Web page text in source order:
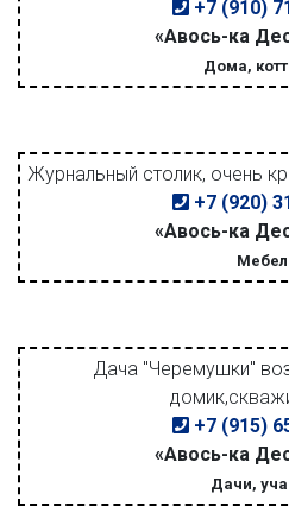
+7 (910)
«Авось-ка
Дома,
Журнальный столик, очень
+7 (920)
«Авось-ка
Дача "Черемушки"
+7 (915)
«Авось-ка
Дачи,